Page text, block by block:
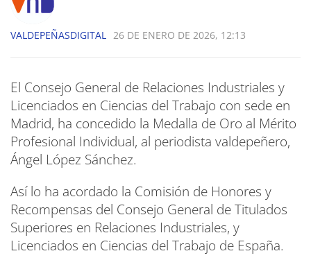
VALDEPEÑASDIGITAL 26 DE ENERO DE 2026, 12:13
El Consejo General de Relaciones Industriales y
Licenciados en Ciencias del Trabajo con sede en
Madrid, ha concedido la Medalla de Oro al Mérito
Profesional Individual, al periodista valdepeñero,
Ángel López Sánchez.
Así lo ha acordado la Comisión de Honores y
Recompensas del Consejo General de Titulados
Superiores en Relaciones Industriales, y
Licenciados en Ciencias del Trabajo de España.